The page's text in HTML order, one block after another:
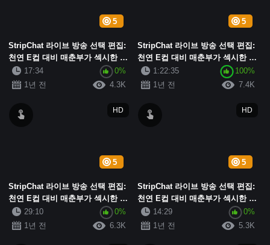
5
StripChat 라이브 방송 선택 편집:
천연 E컵 대비 매춘부가 섹시한 흰
색 실크 진동기를 착용하고 자위하
며 비명을 지르고 변덕스러운 아름
17:34
0%
1년 전
4.3K
5
StripChat 라이브 방송 선택 편집:
천연 E컵 대비 매춘부가 섹시한 흰
색 실크 진동기를 착용하고, 자위
하고 신음하며, 변덕스러운 아름다
1:22:35
100%
1년 전
7.4K
5
HD
StripChat 라이브 방송 선택 편집:
천연 E컵 대비 매춘부가 섹시한 흰
색 실크 진동기를 착용하고, 자위
하고 신음하며, 변덕스러운 아름다
29:10
0%
1년 전
6.3K
5
HD
StripChat 라이브 방송 선택 편집:
천연 E컵 대비 매춘부가 섹시한 흰
색 실크 진동기를 착용하고, 자위
하고 신음하며, 변덕스러운 아름다
14:29
0%
1년 전
5.3K